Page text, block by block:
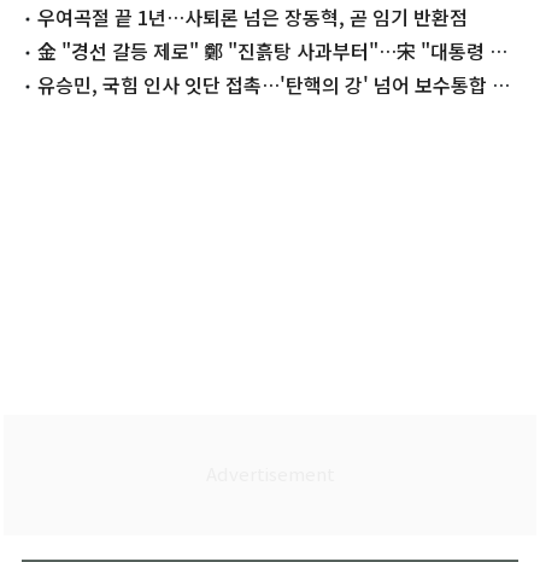
보 추천
우여곡절 끝 1년…사퇴론 넘은 장동혁, 곧 임기 반환점
金 "경선 갈등 제로" 鄭 "진흙탕 사과부터"…宋 "대통령 지
킬 사람 나"
유승민, 국힘 인사 잇단 접촉…'탄핵의 강' 넘어 보수통합 띄